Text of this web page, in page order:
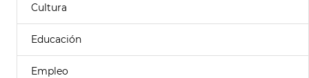
Cultura
Educación
Empleo